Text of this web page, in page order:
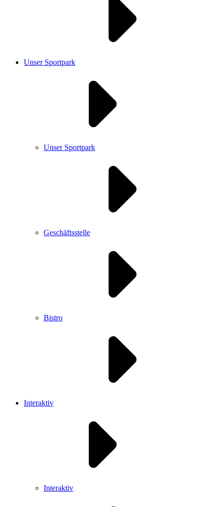
Unser Sportpark
Unser Sportpark
Geschäftsstelle
Bistro
Interaktiv
Interaktiv